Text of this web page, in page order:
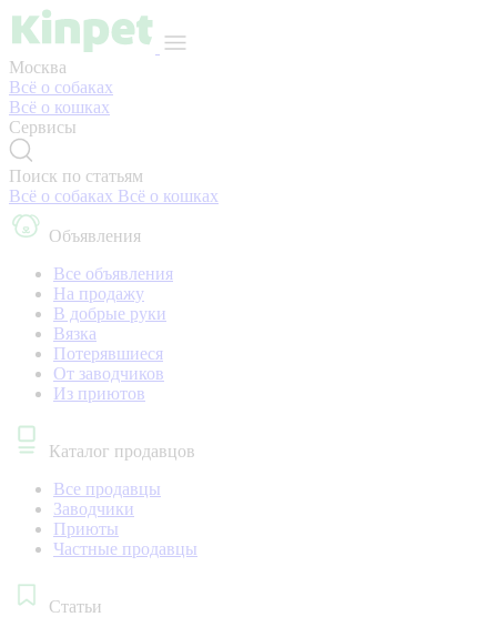
Москва
Всё о собаках
Всё о кошках
Сервисы
Поиск по статьям
Всё о собаках Всё о кошках
Объявления
Все объявления
На продажу
В добрые руки
Вязка
Потерявшиеся
От заводчиков
Из приютов
Каталог продавцов
Все продавцы
Заводчики
Приюты
Частные продавцы
Статьи